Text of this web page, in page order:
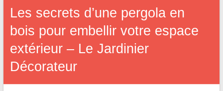
Les secrets d’une pergola en
bois pour embellir votre espace
extérieur – Le Jardinier
Décorateur